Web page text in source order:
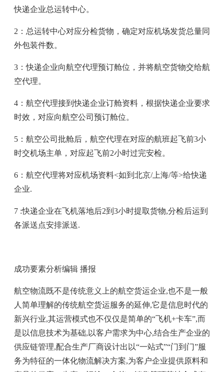
快递企业总运转中心。
2：总运转中心对应分检货物，确定对应机场发货总量同
外包装件数。
3：快递企业向航空代理预订舱位，并将航空货物交给航
空代理。
4：航空代理接到快递企业订舱资料，根据快递企业要求
时效，对应向航空公司预订舱位。
5：航空公司批舱后，航空代理在对应的航班起飞前3小
时交机场主单，对应起飞前2小时过完安检。
6：航空代理将对应机场资料<如到北京/上海/等>给快递
企业.
7 :快递企业在飞机落地后2到3小时提取货物,分检后运到
各派送点安排派送.
成功要素分析编辑 播报
航空物流既不是传统意义上的航空货运企业,也不是一般
人简单理解的传统航空货运服务的延伸,它是信息时代的
新兴行业,其运营模式也不仅仅是简单的“飞机+卡车”,而
是以信息技术为基础,以客户需求为中心,结合生产企业的
供应链管理,配合生产厂商设计出以“一站式”“门到门”服
务为特征的一体化物流解决方案,为客户企业提供原料和